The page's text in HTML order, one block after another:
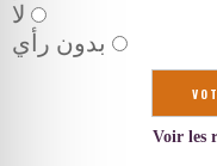
لا
بدون رأي
Voir les